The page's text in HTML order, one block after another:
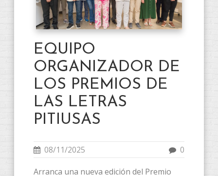
EQUIPO
ORGANIZADOR DE
LOS PREMIOS DE
LAS LETRAS
PITIUSAS
08/11/2025 0
Arranca una nueva edición del Premio